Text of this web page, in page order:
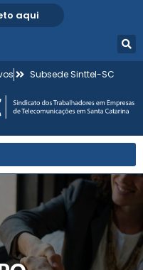
aqui
Subsede Sinttel-SC